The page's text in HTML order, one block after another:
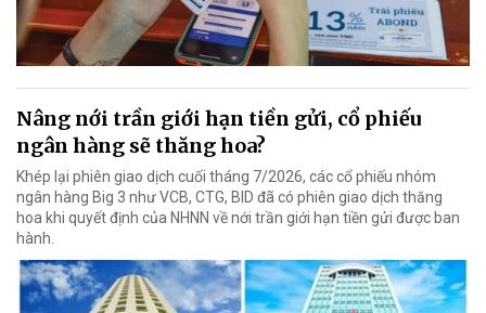
Nâng nới trần giới hạn tiền gửi, cổ phiếu
ngân hàng sẽ thăng hoa?
Khép lại phiên giao dịch cuối tháng 7/2026, các cổ phiếu nhóm
ngân hàng Big 3 như VCB, CTG, BID đã có phiên giao dịch thăng
hoa khi quyết định của NHNN về nới trần giới hạn tiền gửi được ban
hành.